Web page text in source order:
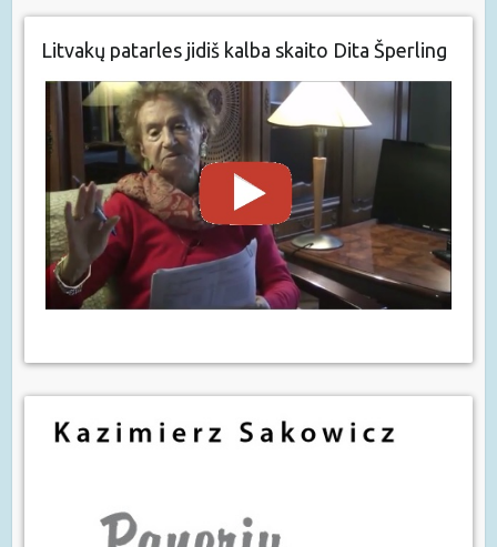
Litvakų patarles jidiš kalba skaito Dita Šperling